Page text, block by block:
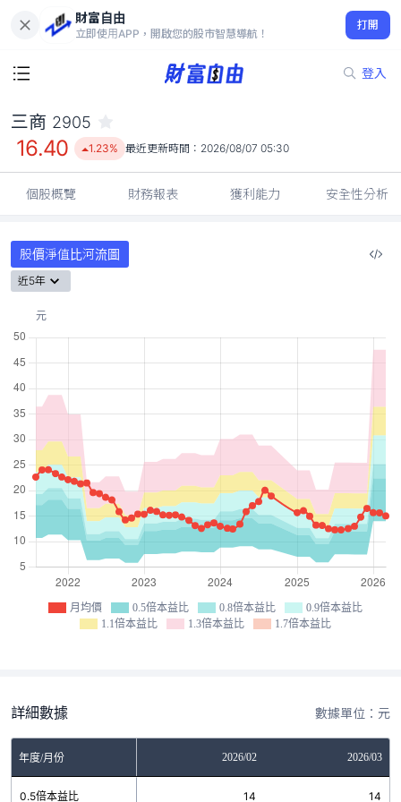
財富自由
立即使用APP，開啟您的股市智慧導航！
打開
登入
16.40
1.23%
三商 2905
16.40 1.23% 最近更新時間： 2026/08/07 05:30
個股概覽 財務報表 獲利能力 安全性分析
股價淨值比河流圖
近5年
月均價 0.5倍本益比 0.8倍本益比
0.9倍本益比
1.1倍本益比
1.3倍本益比 1.7倍本益比
詳細數據 數據單位：元
年度/月份 2026/02 2026/03
0.5倍本益比 14 14